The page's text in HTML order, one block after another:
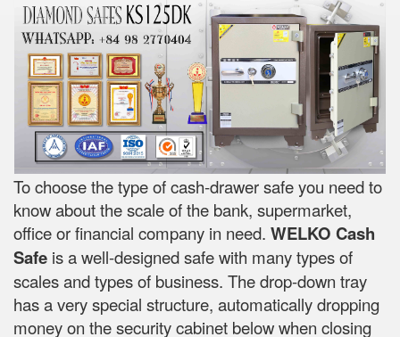
To choose the type of cash-drawer safe you need to
know about the scale of the bank, supermarket,
office or financial company in need. WELKO Cash
Safe is a well-designed safe with many types of
scales and types of business. The drop-down tray
has a very special structure, automatically dropping
money on the security cabinet below when closing